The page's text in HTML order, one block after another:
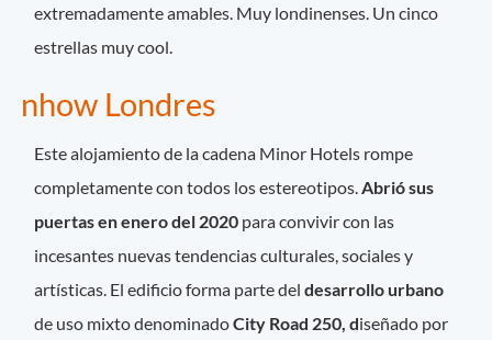
extremadamente amables. Muy londinenses. Un cinco
estrellas muy cool.
nhow Londres
Este alojamiento de la cadena Minor Hotels rompe
completamente con todos los estereotipos.Abrió sus
puertas en enero del 2020 para convivir con las
incesantes nuevas tendencias culturales, sociales y
artísticas. El edificio forma parte del desarrollo urbano
de uso mixto denominadoCity Road 250, diseñado por